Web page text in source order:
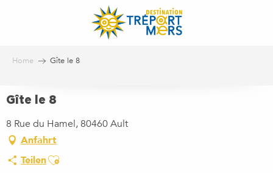
Home Gîte le 8
Gîte le 8
8 Rue du Hamel, 80460 Ault
Anfahrt
TeilenAjouter aux favoris